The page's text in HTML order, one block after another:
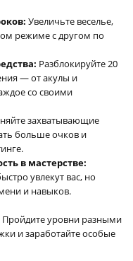
Увеличьте веселье,
режиме с другом по
Разблокируйте 20
— от акулы и
со своими
захватывающие
больше очков и
в мастерстве:
увлекут вас, но
и навыков.
Пройдите уровни разными
и заработайте особые